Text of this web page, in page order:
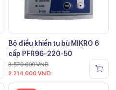
Bộ điều khiển tụ bù MIKRO 6
cấp PFR96-220-50
3.570.000VNĐ
2.214.000 VNĐ